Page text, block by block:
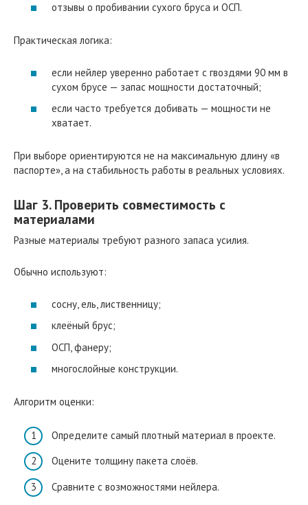
отзывы о пробивании сухого бруса и ОСП.
Практическая логика:
если нейлер уверенно работает с гвоздями 90 мм в
сухом брусе — запас мощности достаточный;
если часто требуется добивать — мощности не
хватает.
При выборе ориентируются не на максимальную длину «в
паспорте», а на стабильность работы в реальных условиях.
Шаг 3. Проверить совместимость с
материалами
Разные материалы требуют разного запаса усилия.
Обычно используют:
сосну, ель, лиственницу;
клеёный брус;
ОСП, фанеру;
многослойные конструкции.
Алгоритм оценки:
Определите самый плотный материал в проекте.
Оцените толщину пакета слоёв.
Сравните с возможностями нейлера.